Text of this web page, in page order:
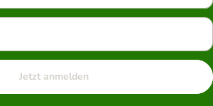
Jetzt anmelden